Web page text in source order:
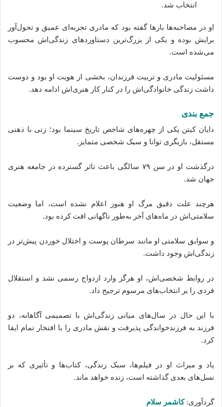
انتخاب شد.
او در مصاحبه‌ها بارها گفته‌ بود که مادری تجربه‌ای عمیق و تحول‌آور
برایش بوده و یکی از بزرگ‌ترین دستاوردهای زندگی‌اش محسوب
می‌شده است.
مسئولیت مادری و تربیت فرزندان، بخشی از هویت او بود و دوست
داشت زندگی خانوادگی‌اش را در کنار کار هنری‌اش ادامه دهد.
جمع‌ بندی
دایان کیتن یکی از چهره‌های شاخص تاریخ سینما بود؛ زنی با ذهنی
مستقل، بازیگری توانا و سبک شخصی متمایز.
درگذشت او در سن ۷۹ سالگی باعث تاثر گسترده در جامعه هنری
جهان شد.
هرچند علت دقیق مرگ او هنوز اعلام نشده‌ است، اما وضعیت
سلامتی‌اش در ماه‌های آخر به‌طور ناگهانی افت کرده‌ بود.
و سوابق سلامتی او مانند سرطان پوست و اختلال خوردن‌ پیش‌تر در
زندگی‌اش وجود داشت.
در روابط شخصی‌اش، او هرگز وارد ازدواج رسمی نشد و استقلال
فردی را بر انتخاب‌های مرسوم ترجیح داد.
با این حال در سال‌های میانی زندگی‌اش با تصمیمی آگاهانه، دو
فرزند به فرزندخواندگی پذیرفت و نقش مادری را با افتخار تمام ایفا
کرد.
یاد و میراث او در فیلم‌ها، سبک زندگی، کتاب‌ها و تأثیری که بر
نسل‌های بعدی گذاشته‌ است، زنده‌ خواهد ماند.
گردآوری:کاشمر سلام